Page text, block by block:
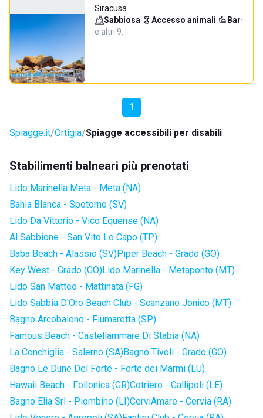
Siracusa
Sabbiosa· Accesso animali· Bar·
e altri 9…
1
Spiagge.it Ortigia Spiagge accessibili per disabili
Stabilimenti balneari più prenotati
Lido Marinella Meta - Meta (NA)
Bahia Blanca - Spotorno (SV)
Lido Da Vittorio - Vico Equense (NA)
Al Sabbione - San Vito Lo Capo (TP)
Baba Beach - Alassio (SV)Piper Beach - Grado (GO)
Key West - Grado (GO)Lido Marinella - Metaponto (MT)
Lido San Matteo - Mattinata (FG)
Lido Sabbia D'Oro Beach Club - Scanzano Jonico (MT)
Bagno Arcobaleno - Fiumaretta (SP)
Famous Beach - Castellammare Di Stabia (NA)
La Conchiglia - Salerno (SA)Bagno Tivoli - Grado (GO)
Bagno Le Dune Del Forte - Forte dei Marmi (LU)
Hawaii Beach - Follonica (GR)Cotriero - Gallipoli (LE)
Bagno Elia Srl - Piombino (LI)CerviAmare - Cervia (RA)